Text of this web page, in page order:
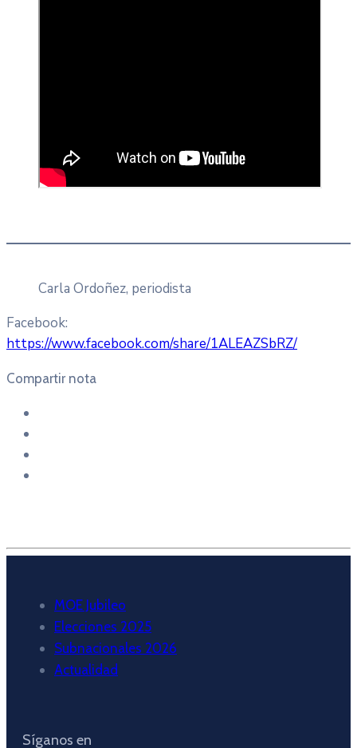
Carla Ordoñez, periodista
Facebook:
https://www.facebook.com/share/1ALEAZSbRZ/
Compartir nota
MOE Jubileo
Elecciones 2025
Subnacionales 2026
Actualidad
Síganos en